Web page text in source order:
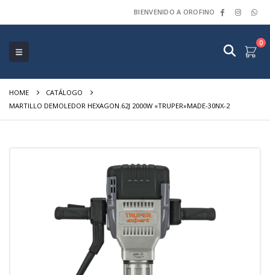
BIENVENIDO A OROFINO
0
HOME
CATÁLOGO
MARTILLO DEMOLEDOR HEXAGON.62J 2000W «TRUPER»MADE-30NX-2